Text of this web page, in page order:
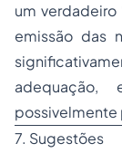
um verdadeiro
emissão das
adequação,
possivelmente
7. Sugestões